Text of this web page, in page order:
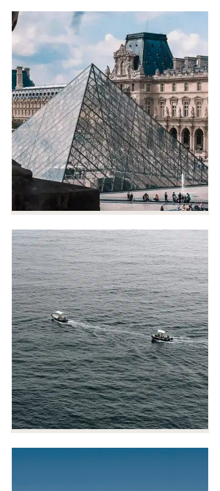
e fidelizzanti
PER SAPERNE DI PIÙ
Creare pacchetti attraenti e
fidelizzanti
In un mercato difficile, i pacchetti competitivi e
differenziati sono la chiave per attrarre i talenti.
Questa è la chiave per attrarre talenti e fidelizzare i
vostri team.
Piani retributivi, piani di risparmio per i dipendenti
(partecipazione agli utili, piani di incentivazione,
PEE, PPV) e partecipazione azionaria dei
dipendenti (BSPCE, AGA) sono tutti strumenti che
devono essere integrati in una politica di
fidelizzazione complessiva.
Possiamo aiutarvi a definire e implementare le
soluzioni più adatte alla vostra azienda.
ristrutturazione
PER SAPERNE DI PIÙ
Facilitare le operazioni di
ristrutturazione
Fusioni, trasferimenti, piani di licenziamento
volontario, accordi di licenziamento collettivo,
licenziamenti con o senza PSE...
Le ristrutturazioni spesso comportano un
adeguamento della forza lavoro. Il suo successo
dipende dall'anticipazione e dall'attuazione
controllata.
Possiamo assistervi dall'elaborazione del progetto
fino alla sua attuazione: informazione e
consultazione del comitato aziendale,
negoziazione di accordi collettivi, armonizzazione
dello status occupazionale, ecc.
Assicurare le procedure e le